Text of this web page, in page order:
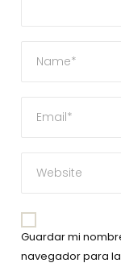
Guardar mi
navegador para